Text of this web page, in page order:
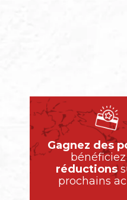
Gagnez des
réductions
prochains